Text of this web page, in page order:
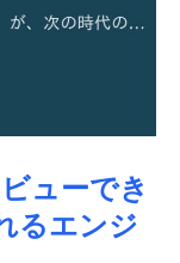
ューでき
るエンジ